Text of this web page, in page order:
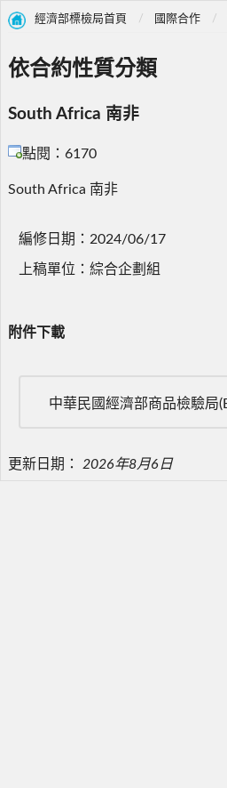
經濟部標檢局首頁 國際合作
依合約性質分類
South Africa 南非
點閱：6170
South Africa 南非
編修日期：2024/06/17
上稿單位：綜合企劃組
附件下載
更新日期： 2026年8月6日